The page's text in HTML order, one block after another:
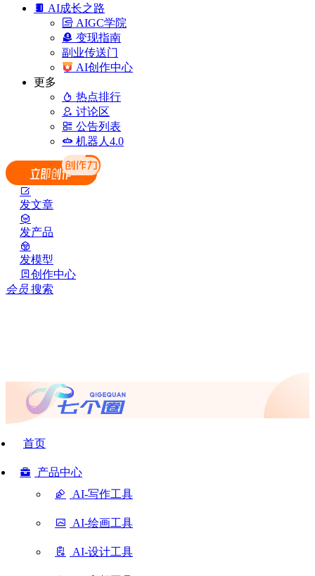
AI成长之路
AIGC学院
变现指南
副业传送门
AI创作中心
更多
热点排行
讨论区
公告列表
机器人4.0
发文章
发产品
发模型
创作中心
会员 搜索
首页
产品中心
AI-写作工具
AI-绘画工具
AI-设计工具